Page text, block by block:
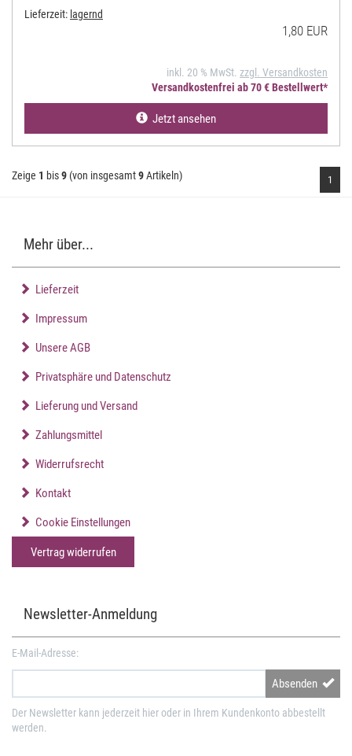
Lieferzeit: lagernd
1,80 EUR
inkl. 20 % MwSt. zzgl. Versandkosten
Versandkostenfrei ab 70 € Bestellwert*
Jetzt ansehen
Zeige 1 bis9 (von insgesamt9Artikeln) 1
Mehr über...
Lieferzeit
Impressum
Unsere AGB
Privatsphäre und Datenschutz
Lieferung und Versand
Zahlungsmittel
Widerrufsrecht
Kontakt
Cookie Einstellungen
Vertrag widerrufen
Newsletter-Anmeldung
E-Mail-Adresse:
Absenden
Der Newsletter kann jederzeit hier oder in Ihrem Kundenkonto abbestellt
werden.